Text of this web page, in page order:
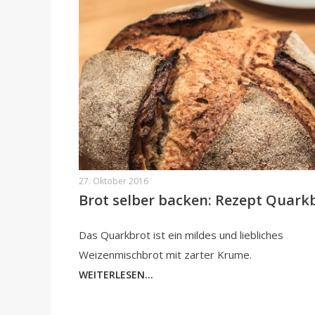
27. Oktober 2016
Brot selber backen: Rezept
Das Quarkbrot ist ein mildes und liebliches
Weizenmischbrot mit zarter Krume.
WEITERLESEN...